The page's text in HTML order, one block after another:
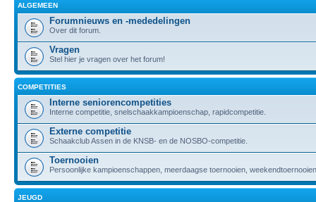
ALGEMEEN
Forumnieuws en -mededelingen
Over dit forum.
Vragen
Stel hier je vragen over het forum!
COMPETITIES
Interne seniorencompetities
Interne competitie, snelschaakkampioenschap, rapidcompetitie.
Externe competitie
Schaakclub Assen in de KNSB- en de NOSBO-competitie.
Toernooien
Persoonlijke kampioenschappen, meerdaagse toernooien,
JEUGD